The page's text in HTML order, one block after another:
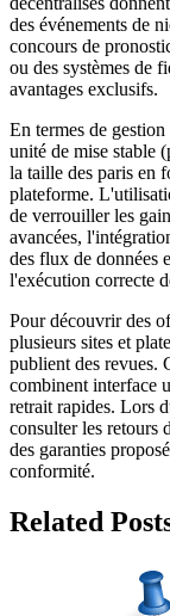
des événements de
concours de
ou des systèmes de
avantages exclusifs.
En termes de
unité de mise stable
la taille des paris en
plateforme.
de verrouiller les
avancées,
des flux de données
l'exécution correcte
Pour découvrir des
plusieurs sites et
publient des revues.
combinent interface
retrait rapides. Lors
consulter les retours
des garanties
conformité.
Related